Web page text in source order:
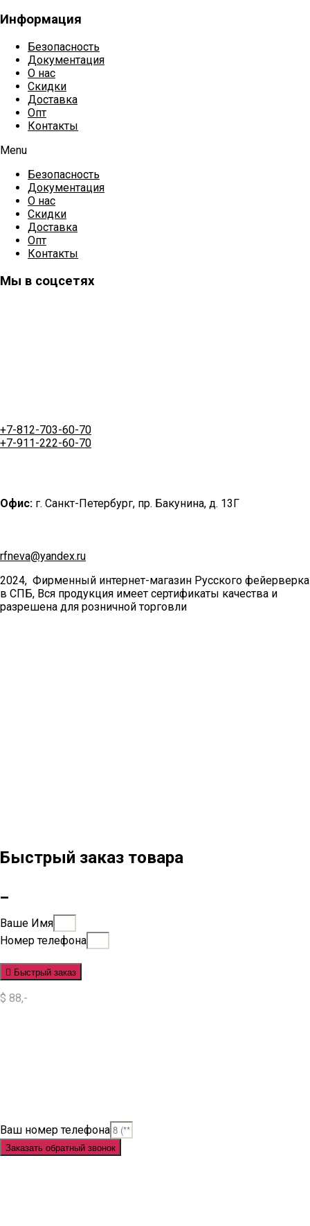
Информация
Безопасность
Документация
О нас
Скидки
Доставка
Опт
Контакты
Menu
Безопасность
Документация
О нас
Скидки
Доставка
Опт
Контакты
Мы в соцсетях
+7-812-703-60-70
+7-911-222-60-70
Офис: г. Санкт-Петербург, пр. Бакунина, д. 13Г
rfneva@yandex.ru
2024, Фирменный интернет-магазин Русского фейерверка
в СПБ, Вся продукция имеет сертификаты качества и
разрешена для розничной торговли
Быстрый заказ товара
Ваше Имя
Номер телефона
Быстрый заказ
$ 88,-
Ваш номер телефона
Заказать обратный звонок